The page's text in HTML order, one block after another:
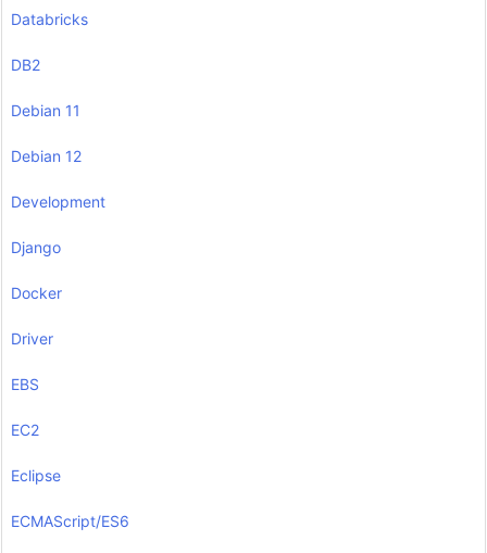
Databricks
DB2
Debian 11
Debian 12
Development
Django
Docker
Driver
EBS
EC2
Eclipse
ECMAScript/ES6